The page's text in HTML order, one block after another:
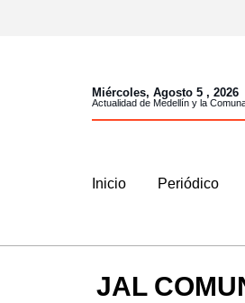
Miércoles, Agosto 5 , 2026
Actualidad de Medellín y la
Inicio Periódico
JAL